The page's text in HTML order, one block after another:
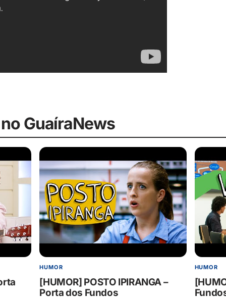
GuaíraNews
HUMOR
[HUMOR] POSTO IPIRANGA –
Porta dos Fundos
HUMOR